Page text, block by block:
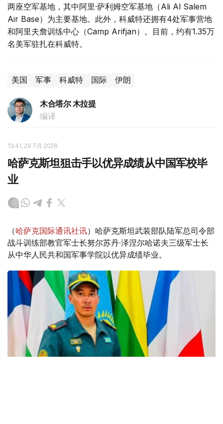
两座空军基地，其中阿里·萨利姆空军基地（Ali Al Salem
Air Base）为主要基地。此外，科威特还拥有4处军事营地
和阿里夫詹训练中心（Camp Arifjan）。目前，约有1.35万
名美军驻扎在科威特。
美国 军事 科威特 国际 伊朗
木合塔尔 木拉提
编译
13:41, 29 7月 2026
哈萨克斯坦狙击手以优异成绩从中国军校毕
业
（哈萨克国际通讯社讯）哈萨克斯坦武装部队陆军总司令部
战斗训练部教官军士长努尔苏丹·泽涅尔哈诺夫三级军士长
从中华人民共和国军事学院以优异成绩毕业。